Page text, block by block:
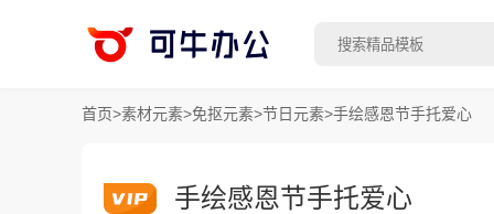
首页>素材元素>免抠元素>节日元素>手绘感恩节手托爱心
手绘感恩节手托爱心